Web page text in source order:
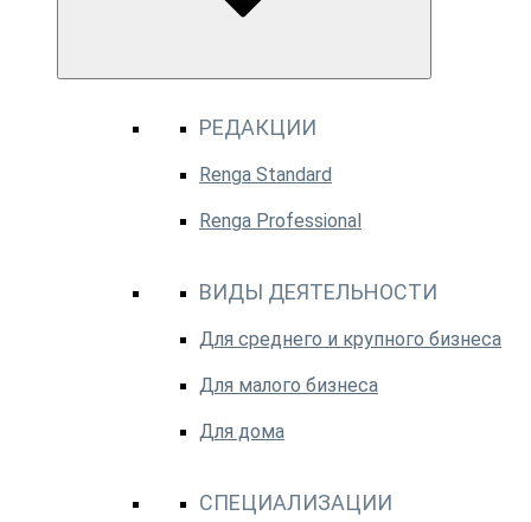
РЕДАКЦИИ
Renga Standard
Renga Professional
ВИДЫ ДЕЯТЕЛЬНОСТИ
Для среднего и крупного бизнеса
Для малого бизнеса
Для дома
СПЕЦИАЛИЗАЦИИ